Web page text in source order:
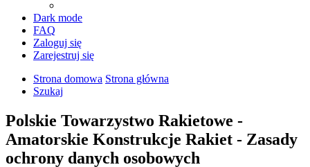
Dark mode
FAQ
Zaloguj się
Zarejestruj się
Strona domowa Strona główna
Szukaj
Polskie Towarzystwo Rakietowe -
Amatorskie Konstrukcje Rakiet - Zasady
ochrony danych osobowych